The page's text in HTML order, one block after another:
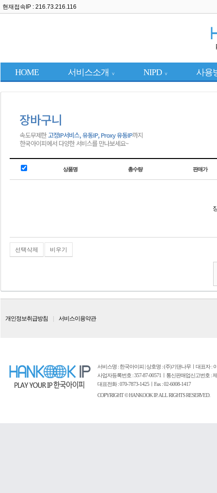
현재접속IP : 216.73.216.116
HOME 서비스소개 ∨ NIPD ∨ 사용
장바구니
속도무제한고정IP서비스, 유동IP, Proxy 유동IP까지
한국아이피에서 다양한 서비스를 만나보세요~
상품명 총수량 판매가
선택삭제 비우기
개인정보취급방침 서비스이용약관
서비스명 : 한국아이피 | 상호명 : (주)기댄나무ㅣ대표자 :
사업자등록번호 : 357-87-00571ㅣ통신판매업신고번호 :
대표전화 : 070-7873-1425ㅣFax : 02-6008-1417
COPYRIGHT © HANKOOK IP. ALL RIGHTS RESERVED.